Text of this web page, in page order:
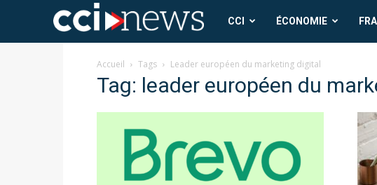
CCI
News
CCI ÉCONOMIE
Accueil Tags Leader européen du marketing digital
Tag: leader européen du